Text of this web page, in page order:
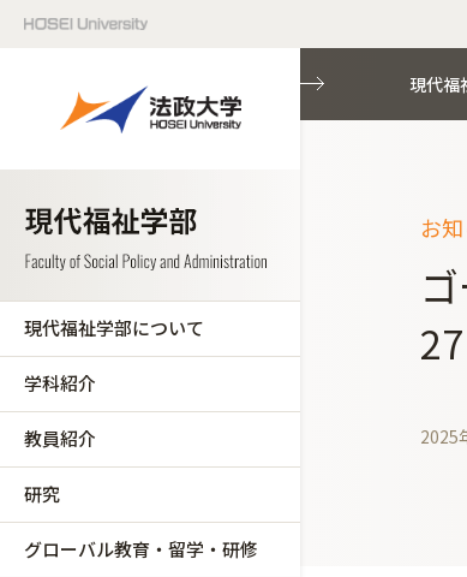
現代福祉学部について
学科紹介
教員紹介
研究
グローバル教育・留学・研修
現代福
お
2025